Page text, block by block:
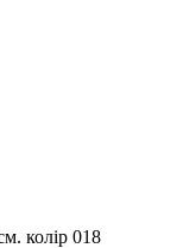
колір 018